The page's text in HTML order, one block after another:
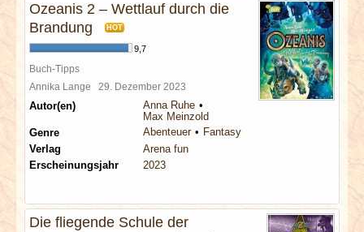
Ozeanis 2 – Wettlauf durch die
Brandung
HOT
9,7
Buch-Tipps
Annika Lange 29. Dezember 2023
Autor(en)
Anna Ruhe
Max Meinzold
Genre
Abenteuer
Fantasy
Verlag
Arena fun
Erscheinungsjahr
2023
Die fliegende Schule der